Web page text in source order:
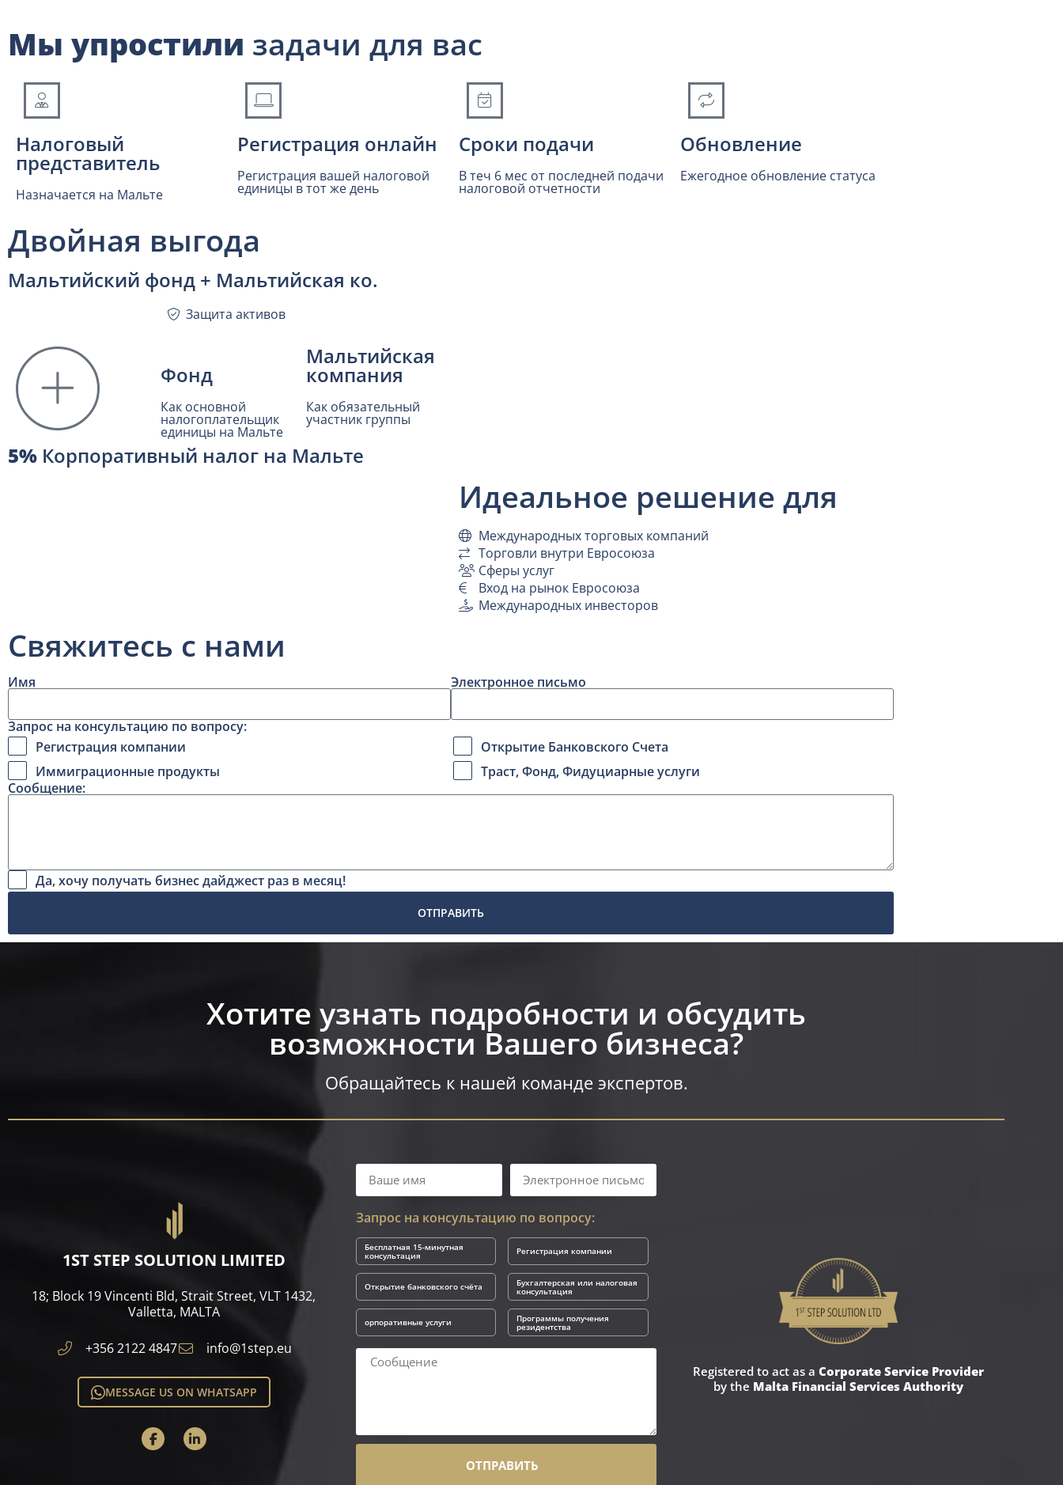
Мы упростили задачи для вас
Налоговый
представитель
Назначается на Мальте
Регистрация онлайн
Регистрация вашей налоговой
единицы в тот же день
Сроки подачи
В теч 6 мес от последней подачи
налоговой отчетности
Обновление
Ежегодное обновление статуса
Двойная выгода
Мальтийский фонд + Мальтийская ко.
Защита активов
Фонд
Как основной
налогоплательщик
единицы на Мальте
Мальтийская
компания
Как обязательный
участник группы
5% Корпоративный налог на Мальте
Идеальное решение для
Международных торговых компаний
Торговли внутри Евросоюза
Сферы услуг
Вход на рынок Евросоюза
Международных инвесторов
Свяжитесь с нами
Имя Электронное письмо
Запрос на консультацию по вопросу:
Регистрация компании
Открытие Банковского Счета
Иммиграционные продукты
Траст, Фонд, Фидуциарные услуги
Сообщение:
Да, хочу получать бизнес дайджест раз в месяц!
ОТПРАВИТЬ
Хотите узнать подробности и обсудить
возможности Вашего бизнеса?​
Обращайтесь к нашей команде экспертов.
1ST STEP SOLUTION LIMITED
18; Block 19 Vincenti Bld, Strait Street, VLT 1432,
Valletta, MALTA​
+356 2122 4847 info@1step.eu
MESSAGE US ON WHATSAPP
Запрос на консультацию по вопросу:
Бесплатная 15-минутная
консультация Регистрация компании
Открытие банковского счёта Бухгалтерская или налоговая
консультация
орпоративные услуги Программы получения
резидентства
ОТПРАВИТЬ
Registered to act as a Corporate Service Provider
by the Malta Financial Services Authority